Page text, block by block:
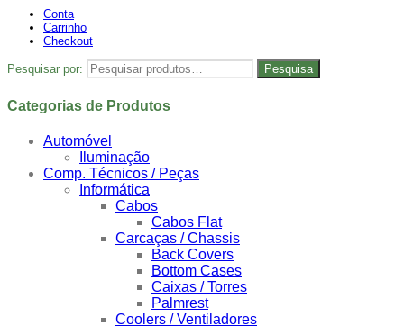
Conta
Carrinho
Checkout
Pesquisar por: Pesquisa
Categorias de Produtos
Automóvel
Iluminação
Comp. Técnicos / Peças
Informática
Cabos
Cabos Flat
Carcaças / Chassis
Back Covers
Bottom Cases
Caixas / Torres
Palmrest
Coolers / Ventiladores